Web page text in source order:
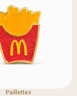
Paillettes